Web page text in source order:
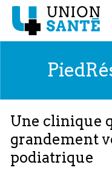
Une clinique
grandement
podiatrique